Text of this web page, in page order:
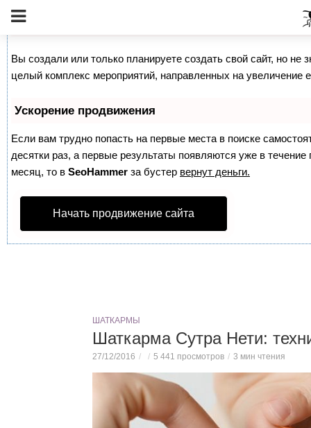
Как продвинуть сайт на первые места?
Вы создали или только планируете создать свой сайт, но не
целый комплекс мероприятий, направленных на увеличение
Ускорение продвижения
Если вам трудно попасть на первые места в поиске
десятки раз, а первые результаты появляются уже в
месяц, то в SeoHammer за бустер вернут деньги.
Начать продвижение сайта
ШАТКАРМЫ
Шаткарма Сутра Нети:
27/12/2016 5 441 просмотров 3 мин чтения